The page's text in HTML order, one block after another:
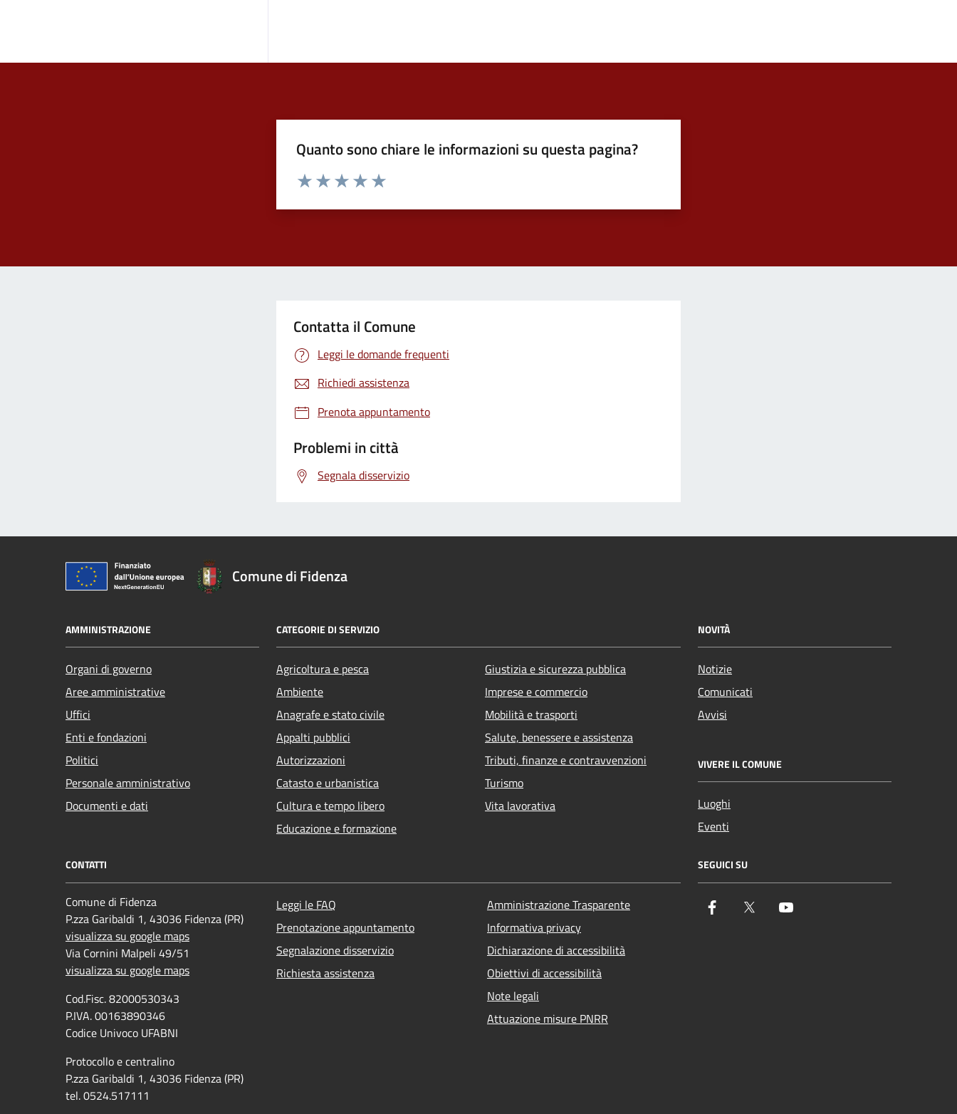
Quanto sono chiare le informazioni su questa pagina?
Valuta da 1 a 5 stelle la pagina
Contatta il Comune
Leggi le domande frequenti
Richiedi assistenza
Prenota appuntamento
Problemi in città
Segnala disservizio
Comune di Fidenza
AMMINISTRAZIONE
Organi di governo
Aree amministrative
Uffici
Enti e fondazioni
Politici
Personale amministrativo
Documenti e dati
CATEGORIE DI SERVIZIO
Agricoltura e pesca
Ambiente
Anagrafe e stato civile
Appalti pubblici
Autorizzazioni
Catasto e urbanistica
Cultura e tempo libero
Educazione e formazione
Giustizia e sicurezza pubblica
Imprese e commercio
Mobilità e trasporti
Salute, benessere e assistenza
Tributi, finanze e contravvenzioni
Turismo
Vita lavorativa
NOVITÀ
Notizie
Comunicati
Avvisi
VIVERE IL COMUNE
Luoghi
Eventi
CONTATTI
Comune di Fidenza
P.zza Garibaldi 1, 43036 Fidenza (PR)
visualizza su google maps
Via Cornini Malpeli 49/51
visualizza su google maps
Cod.Fisc. 82000530343
P.IVA. 00163890346
Codice Univoco UFABNI
Protocollo e centralino
P.zza Garibaldi 1, 43036 Fidenza (PR)
tel. 0524.517111
Leggi le FAQ
Prenotazione appuntamento
Segnalazione disservizio
Richiesta assistenza
Amministrazione Trasparente
Informativa privacy
Dichiarazione di accessibilità
Obiettivi di accessibilità
Note legali
Attuazione misure PNRR
SEGUICI SU
Facebook Twitter